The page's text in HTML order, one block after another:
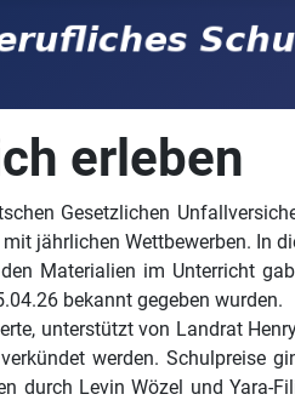
erleben
Gesetzlichen
mit jährlichen Wettbewerben.
Materialien im Unterricht
bekannt gegeben wurden.
unterstützt von Landrat
werden.
durch Levin Wözel und Yara-